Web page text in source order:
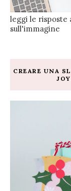
leggi le risposte
sull'immagine
CREARE UNA